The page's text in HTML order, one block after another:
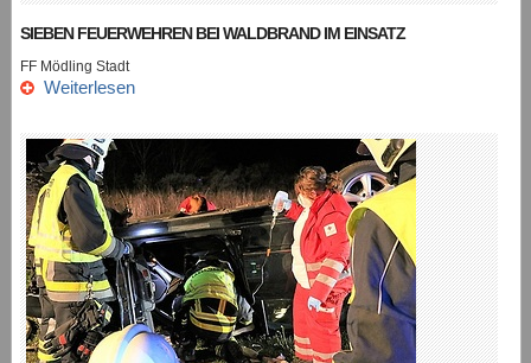
SIEBEN FEUERWEHREN BEI WALDBRAND IM EINSATZ
FF Mödling Stadt
Weiterlesen